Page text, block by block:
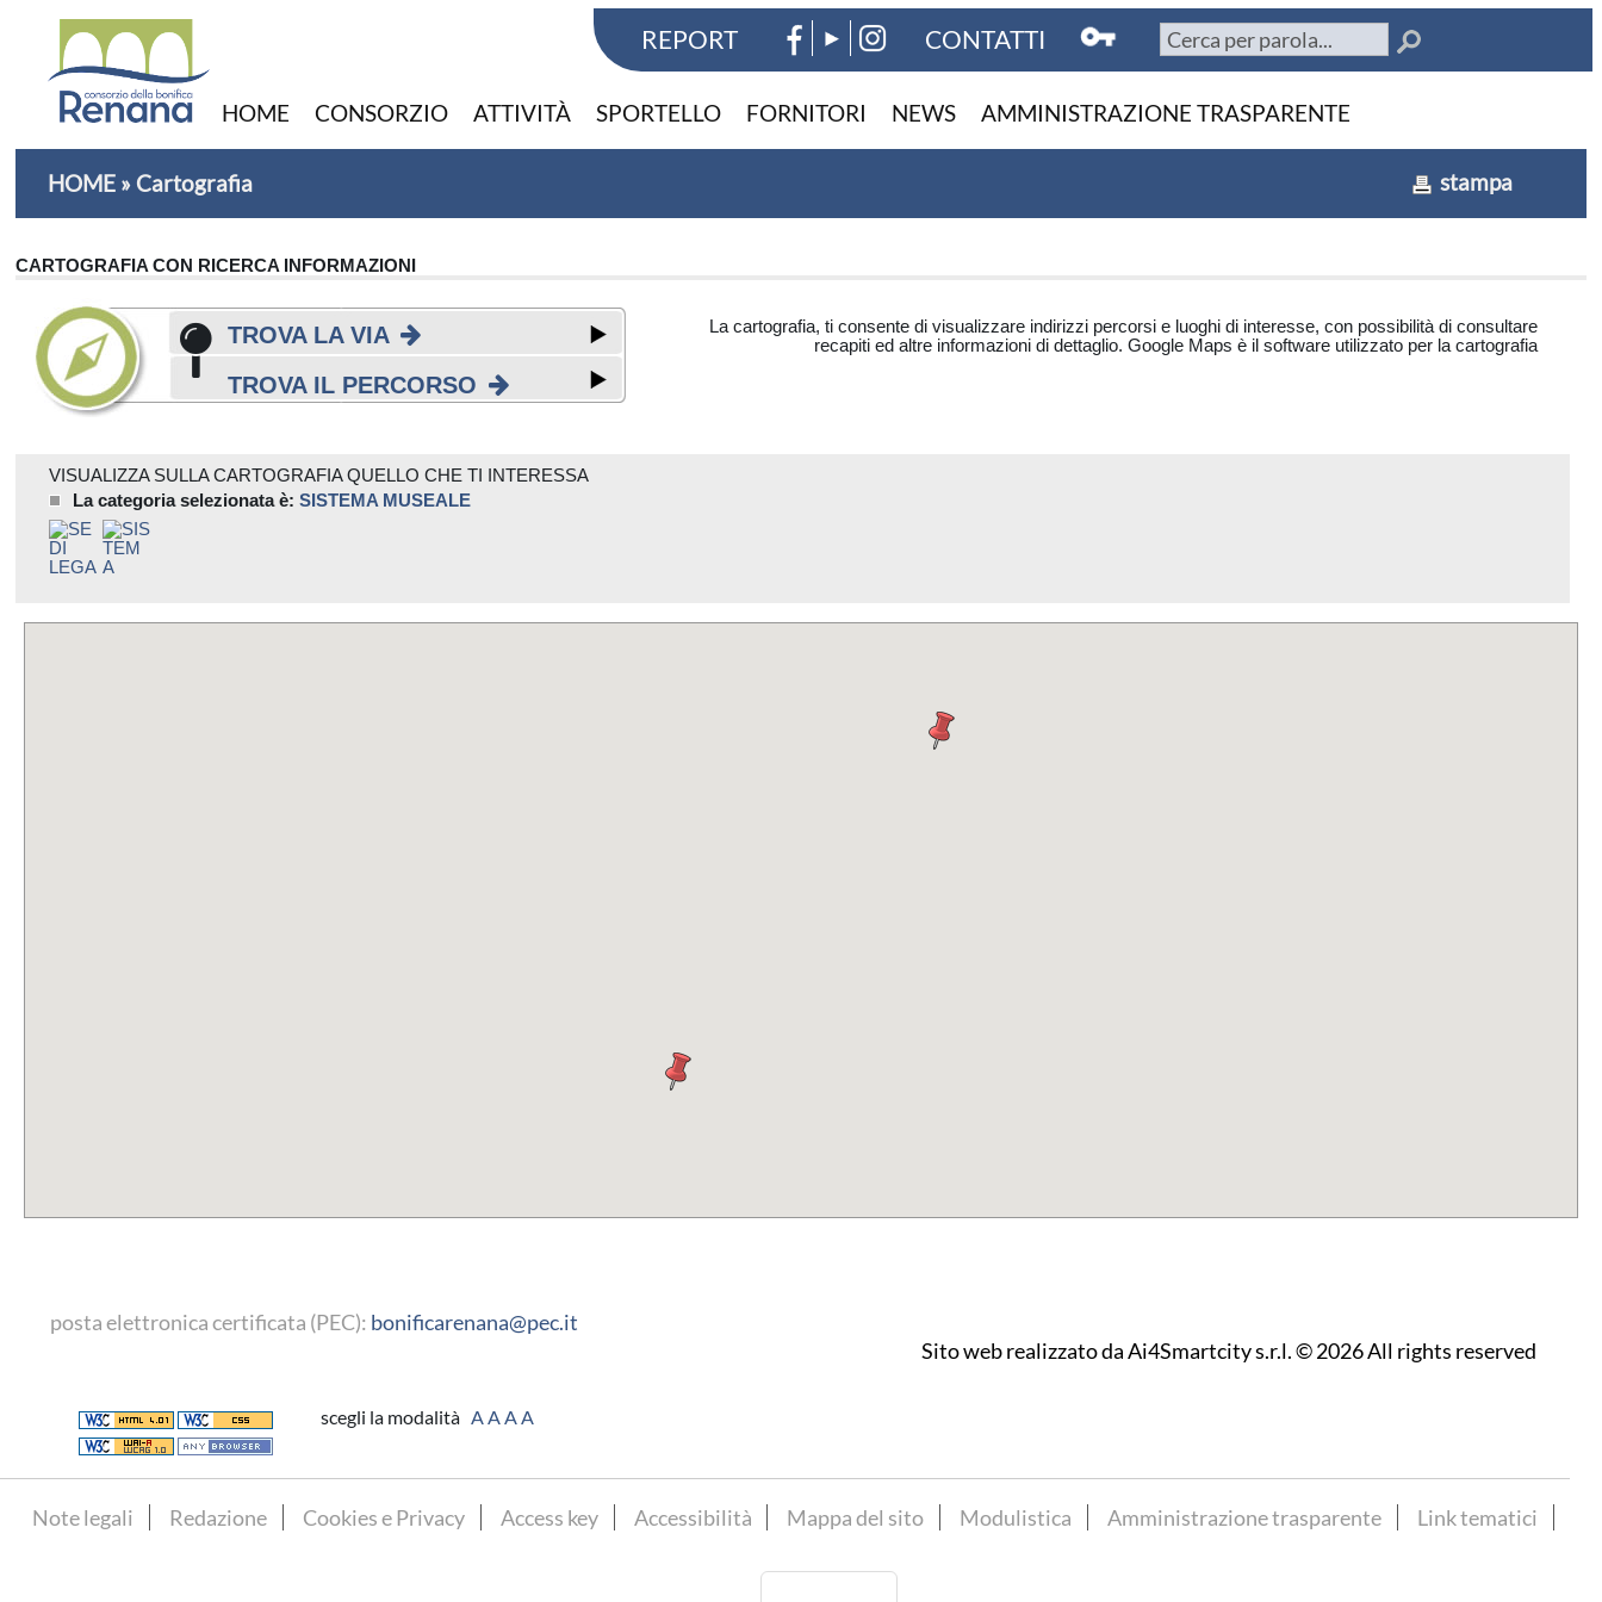
REPORT CONTATTI
HOME CONSORZIO ATTIVITÀ SPORTELLO FORNITORI NEWS AMMINISTRAZIONE TRASPARENTE
HOME» Cartografia stampa
CARTOGRAFIA CON RICERCA INFORMAZIONI
TROVA LA VIA
TROVA IL PERCORSO
La cartografia, ti consente di visualizzare indirizzi percorsi e luoghi di interesse, con possibilità di consultare
recapiti ed altre informazioni di dettaglio. Google Maps è il software utilizzato per la cartografia
VISUALIZZA SULLA CARTOGRAFIA QUELLO CHE TI INTERESSA
La categoria selezionata è:SISTEMA MUSEALE
posta elettronica certificata (PEC): bonificarenana@pec.it
Sito web realizzato daAi4Smartcity s.r.l.© 2026 All rights reserved
scegli la modalità AAAA
Note legali Redazione Cookies e Privacy Access key Accessibilità Mappa del sito Modulistica Amministrazione trasparente Link tematici